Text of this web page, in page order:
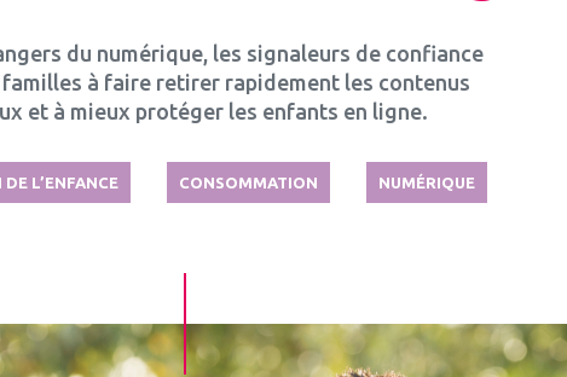
du numérique, les signaleurs de confiance
à faire retirer rapidement les contenus
et à mieux protéger les enfants en ligne.
L’ENFANCE CONSOMMATION NUMÉRIQUE